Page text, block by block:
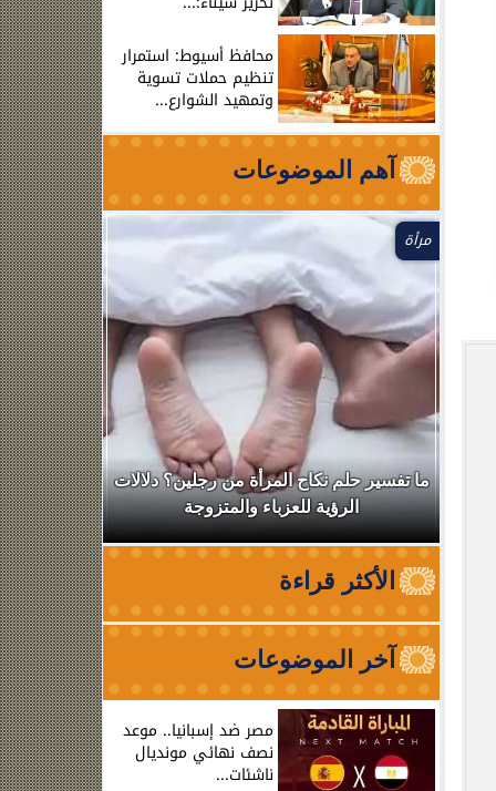
محافظ أسيوط: استمرار
تنظيم حملات تسوية
وتمهيد الشوارع...
آهم الموضوعات
مرأة
ما تفسير حلم نكاح المرأة من رجلين؟ دلالات
الرؤية للعزباء والمتزوجة
نقابة
من
الأكثر قراءة
آخر الموضوعات
مصر ضد إسبانيا.. موعد
نصف نهائي مونديال
ناشئات...